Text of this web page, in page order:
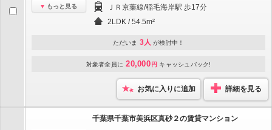
もっと見る
ＪＲ京葉線/稲毛海岸駅 歩17分
2LDK / 54.5m²
ただいま 3人 が検討中！
対象者全員に 20,000 円 キャッシュバック!
お気に入りに追加 詳細を見る
千葉県千葉市美浜区真砂２の賃貸マンション